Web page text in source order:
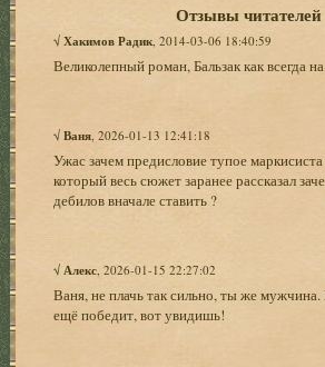
Отзывы читателей
√Хакимов Радик , 2014-03-06 18:40:59
Великолепный роман, Бальзак как всегда
√Ваня , 2026-01-13 12:41:18
Ужас зачем предисловие тупое
который весь сюжет заранее рассказал
дебилов вначале ставить ?
√ Алекс , 2026-01-15 22:27:02
Ваня, не плачь так сильно, ты же
ещё победит, вот увидишь!